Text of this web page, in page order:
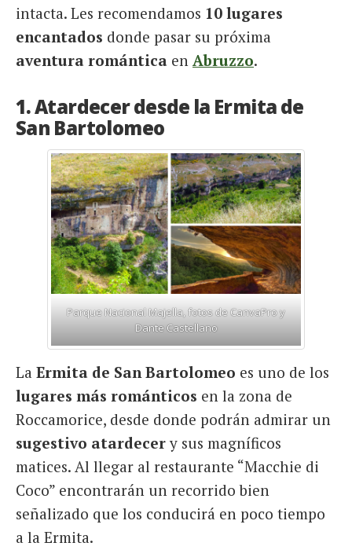
intacta. Les recomendamos 10 lugares
encantados donde pasar su próxima
aventura romántica en Abruzzo.
1. Atardecer desde la Ermita de
San Bartolomeo
Parque Nacional Majella, fotos de CanvaPro y
Dante Castellano
La Ermita de San Bartolomeo es uno de los
lugares más románticos en la zona de
Roccamorice, desde donde podrán admirar un
sugestivo atardecery sus magníficos
matices. Al llegar al restaurante “Macchie di
Coco” encontrarán un recorrido bien
señalizado que los conducirá en poco tiempo
a la Ermita.